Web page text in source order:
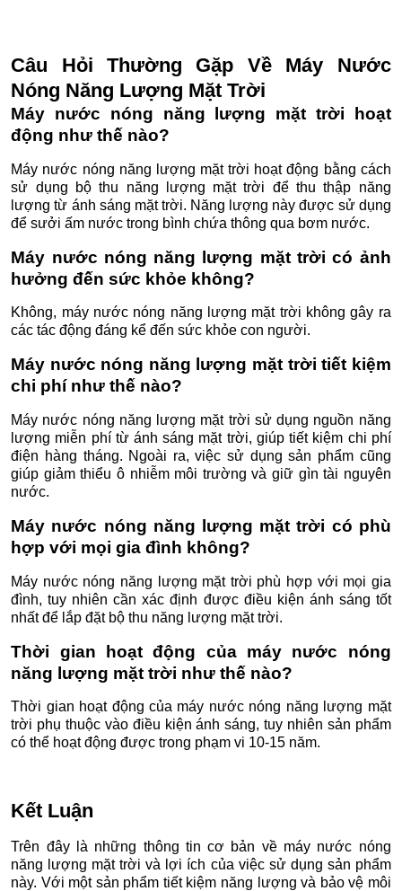
Câu Hỏi Thường Gặp Về Máy Nước
Nóng Năng Lượng Mặt Trời
Máy nước nóng năng lượng mặt trời hoạt
động như thế nào?
Máy nước nóng năng lượng mặt trời hoạt động bằng cách
sử dụng bộ thu năng lượng mặt trời để thu thập năng
lượng từ ánh sáng mặt trời. Năng lượng này được sử dụng
để sưởi ấm nước trong bình chứa thông qua bơm nước.
Máy nước nóng năng lượng mặt trời có ảnh
hưởng đến sức khỏe không?
Không, máy nước nóng năng lượng mặt trời không gây ra
các tác động đáng kể đến sức khỏe con người.
Máy nước nóng năng lượng mặt trời tiết kiệm
chi phí như thế nào?
Máy nước nóng năng lượng mặt trời sử dụng nguồn năng
lượng miễn phí từ ánh sáng mặt trời, giúp tiết kiệm chi phí
điện hàng tháng. Ngoài ra, việc sử dụng sản phẩm cũng
giúp giảm thiểu ô nhiễm môi trường và giữ gìn tài nguyên
nước.
Máy nước nóng năng lượng mặt trời có phù
hợp với mọi gia đình không?
Máy nước nóng năng lượng mặt trời phù hợp với mọi gia
đình, tuy nhiên cần xác định được điều kiện ánh sáng tốt
nhất để lắp đặt bộ thu năng lượng mặt trời.
Thời gian hoạt động của máy nước nóng
năng lượng mặt trời như thế nào?
Thời gian hoạt động của máy nước nóng năng lượng mặt
trời phụ thuộc vào điều kiện ánh sáng, tuy nhiên sản phẩm
có thể hoạt động được trong phạm vi 10-15 năm.
Kết Luận
Trên đây là những thông tin cơ bản về máy nước nóng
năng lượng mặt trời và lợi ích của việc sử dụng sản phẩm
này. Với một sản phẩm tiết kiệm năng lượng và bảo vệ môi